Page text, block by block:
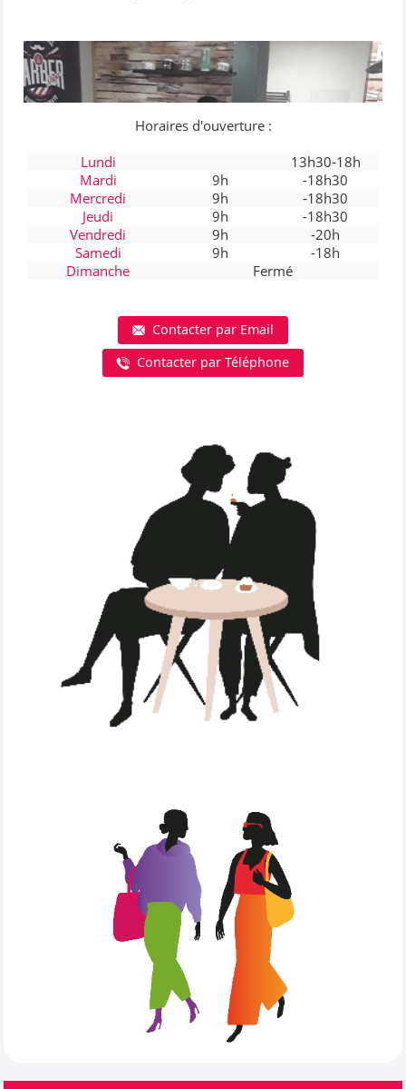
Horaires d'ouverture :
Lundi
13h30-18h
Mardi
9h
-18h30
Mercredi
9h
-18h30
Jeudi
9h
-18h30
Vendredi
9h
-20h
Samedi
9h
-18h
Dimanche
Fermé
Contacter par Email
Contacter par Téléphone